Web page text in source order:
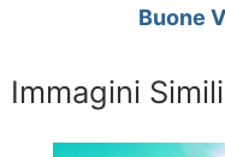
Buone
Immagini Simili